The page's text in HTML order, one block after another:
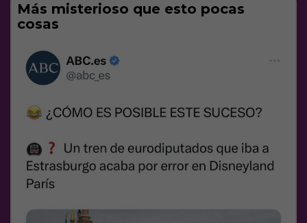
Más misterioso que esto pocas
cosas